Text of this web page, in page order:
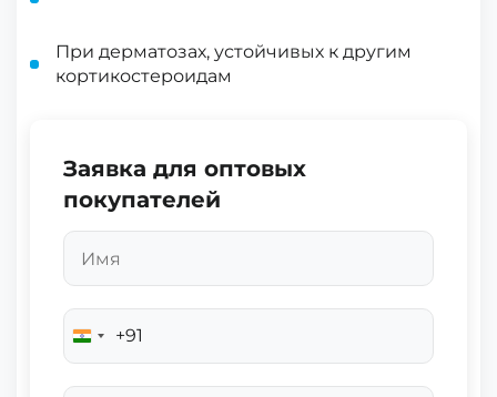
При дерматозах, устойчивых к другим
кортикостероидам
Заявка для оптовых
покупателей
India
+91
+91